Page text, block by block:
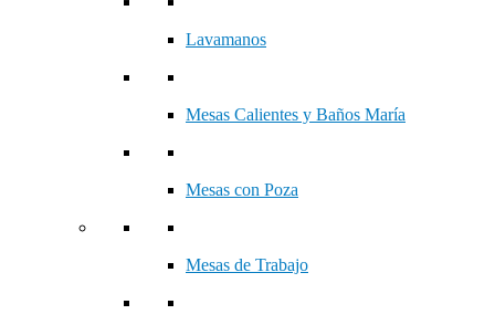
Lavamanos
Mesas Calientes y Baños María
Mesas con Poza
Mesas de Trabajo